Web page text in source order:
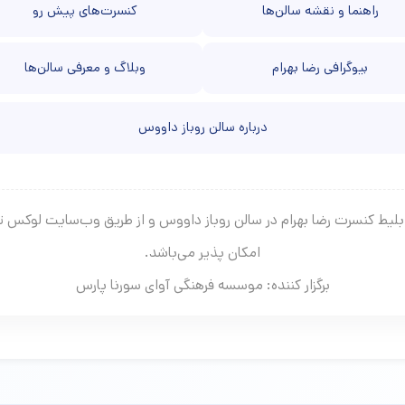
راهنما و نقشه سالن‌ها کنسرت‌های پیش رو
بیوگرافی رضا بهرام وبلاگ و معرفی سالن‌ها
درباره سالن روباز داووس
کنسرت رضا بهرام در سالن روباز داووس و از طریق وب‌سایت
امکان پذیر می‌باشد.
برگزار کننده: موسسه فرهنگی آوای سورنا پارس